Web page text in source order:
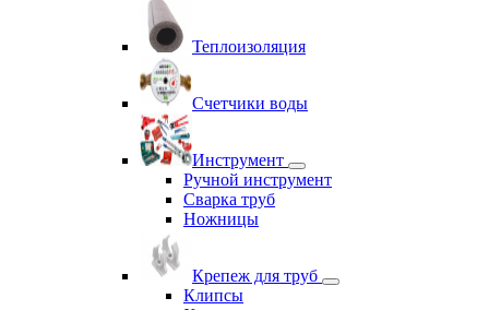
Теплоизоляция
Счетчики воды
Инструмент
Ручной инструмент
Сварка труб
Ножницы
Крепеж для труб
Клипсы